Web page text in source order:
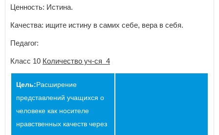
Ценность: Истина.
Качества: ищите истину в самих себе, вера в себя.
Педагог:
Класс 10 Количество уч-ся 4
Цель:Расширение
представлений учащихся о
человеке как носителе
нравственных качеств через